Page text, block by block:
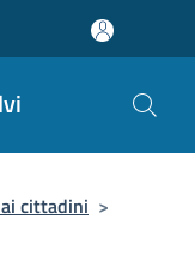
cittadini >